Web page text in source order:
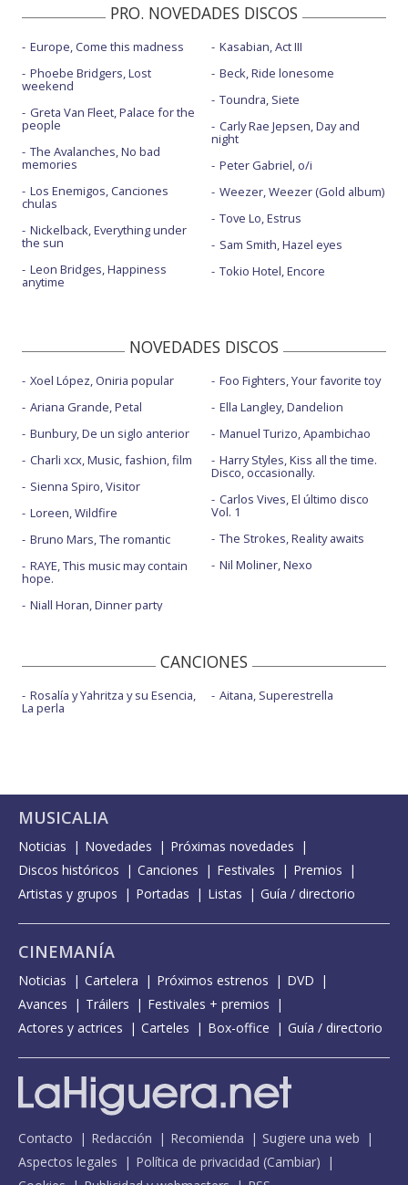
PRO. NOVEDADES DISCOS
Europe, Come this madness
Phoebe Bridgers, Lost
weekend
Greta Van Fleet, Palace for the
people
The Avalanches, No bad
memories
Los Enemigos, Canciones
chulas
Nickelback, Everything under
the sun
Leon Bridges, Happiness
anytime
Kasabian, Act III
Beck, Ride lonesome
Toundra, Siete
Carly Rae Jepsen, Day and
night
Peter Gabriel, o/i
Weezer, Weezer (Gold album)
Tove Lo, Estrus
Sam Smith, Hazel eyes
Tokio Hotel, Encore
NOVEDADES DISCOS
Xoel López, Oniria popular
Ariana Grande, Petal
Bunbury, De un siglo anterior
Charli xcx, Music, fashion, film
Sienna Spiro, Visitor
Loreen, Wildfire
Bruno Mars, The romantic
RAYE, This music may contain
hope.
Niall Horan, Dinner party
Foo Fighters, Your favorite toy
Ella Langley, Dandelion
Manuel Turizo, Apambichao
Harry Styles, Kiss all the time.
Disco, occasionally.
Carlos Vives, El último disco
Vol. 1
The Strokes, Reality awaits
Nil Moliner, Nexo
CANCIONES
Rosalía y Yahritza y su Esencia,
La perla
Aitana, Superestrella
MUSICALIA
Noticias Novedades
Próximas novedades
Discos históricos
Canciones Festivales
Premios
Artistas y grupos
Portadas Listas Guía / directorio
CINEMANÍA
Noticias Cartelera Próximos estrenos
DVD
Avances
Tráilers
Festivales + premios
Actores y actrices
Carteles Box-office Guía / directorio
Contacto Redacción Recomienda
Sugiere una web
Aspectos legales
Política de privacidad (Cambiar)